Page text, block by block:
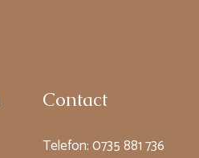
Contact
Telefon:0735 881 736